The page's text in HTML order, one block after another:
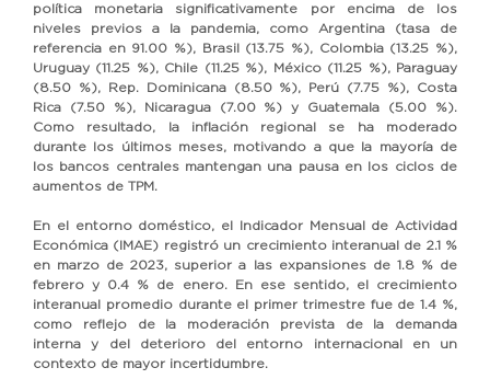
política monetaria significativamente por encima de los
niveles previos a la pandemia, como Argentina (tasa de
referencia en 91.00 %), Brasil (13.75 %), Colombia (13.25 %),
Uruguay (11.25 %), Chile (11.25 %), México (11.25 %), Paraguay
(8.50 %), Rep. Dominicana (8.50 %), Perú (7.75 %), Costa
Rica (7.50 %), Nicaragua (7.00 %) y Guatemala (5.00 %).
Como resultado, la inflación regional se ha moderado
durante los últimos meses, motivando a que la mayoría de
los bancos centrales mantengan una pausa en los ciclos de
aumentos de TPM.
En el entorno doméstico, el Indicador Mensual de Actividad
Económica (IMAE) registró un crecimiento interanual de 2.1 %
en marzo de 2023, superior a las expansiones de 1.8 % de
febrero y 0.4 % de enero. En ese sentido, el crecimiento
interanual promedio durante el primer trimestre fue de 1.4 %,
como reflejo de la moderación prevista de la demanda
interna y del deterioro del entorno internacional en un
contexto de mayor incertidumbre.